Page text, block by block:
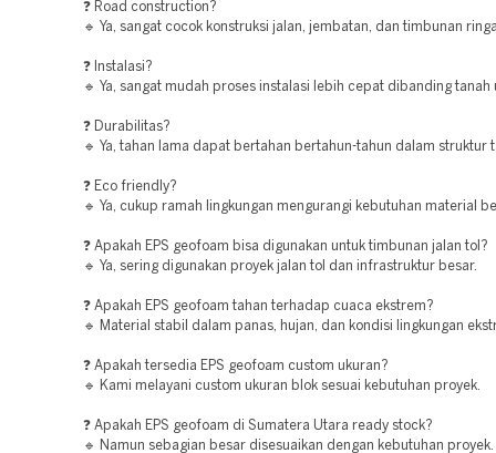
❓ Road construction?
🔹 Ya, sangat cocok konstruksi jalan, jembatan, dan timbunan
❓ Instalasi?
🔹 Ya, sangat mudah proses instalasi lebih cepat dibanding tanah
❓ Durabilitas?
🔹 Ya, tahan lama dapat bertahan bertahun-tahun dalam struktur
❓ Eco friendly?
🔹 Ya, cukup ramah lingkungan mengurangi kebutuhan material
❓ Apakah EPS geofoam bisa digunakan untuk timbunan jalan tol?
🔹 Ya, sering digunakan proyek jalan tol dan infrastruktur besar.
❓ Apakah EPS geofoam tahan terhadap cuaca ekstrem?
🔹 Material stabil dalam panas, hujan, dan kondisi lingkungan
❓ Apakah tersedia EPS geofoam custom ukuran?
🔹 Kami melayani custom ukuran blok sesuai kebutuhan proyek.
❓ Apakah EPS geofoam di Sumatera Utara ready stock?
🔹 Namun sebagian besar disesuaikan dengan kebutuhan proyek.